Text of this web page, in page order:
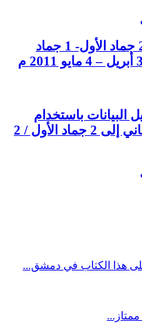
■ ■ تصميم ثلاثي الابعاد 26 جماد الأول- 1 جماد
البيانات باستخدام
حزمة SPSS ه، 28 ربيع الثاني إلى 2 جماد الأول / 2
هذا الكتاب في دمشق...